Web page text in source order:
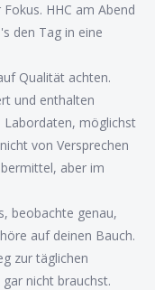
HHC am Abend
den Tag in eine
Qualität achten.
und enthalten
Labordaten, möglichst
von Versprechen
aber im
beobachte genau,
auf deinen Bauch.
zur täglichen
nicht brauchst.